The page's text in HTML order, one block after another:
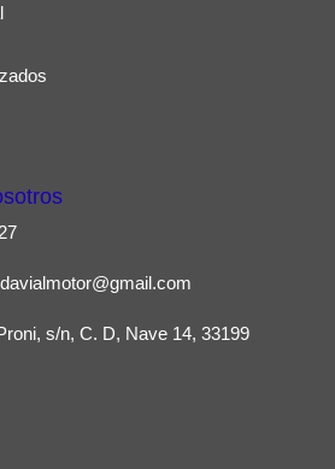
davialmotor@gmail.com
s/n, C. D, Nave 14, 33199